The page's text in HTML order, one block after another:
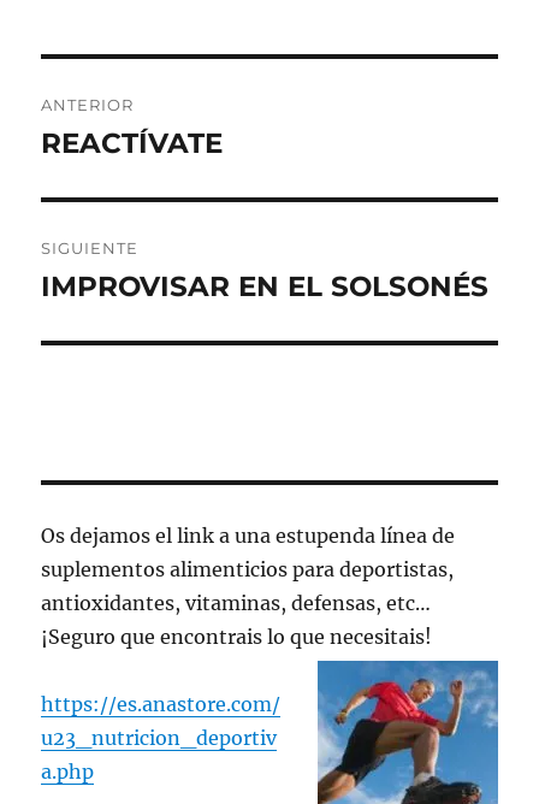
de
ANTERIOR
Entrada
REACTÍVATE
SIGUIENTE
Entrada
IMPROVISAR EN EL SOLSONÉS
Os dejamos el link a una estupenda línea de
suplementos alimenticios para deportistas,
antioxidantes, vitaminas, defensas, etc…
¡Seguro que encontrais lo que necesitais!
https://es.anastore.com/
u23_nutricion_deportiv
a.php